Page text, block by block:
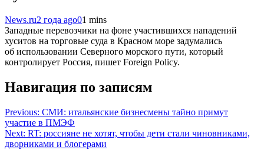
News.ru2 года ago01 mins
Западные перевозчики на фоне участившихся нападений
хуситов на торговые суда в Красном море задумались
об использовании Северного морского пути, который
контролирует Россия, пишет Foreign Policy.
Навигация по записям
Previous: СМИ: итальянские бизнесмены тайно примут
участие в ПМЭФ
Next: RT: россияне не хотят, чтобы дети стали чиновниками,
дворниками и блогерами